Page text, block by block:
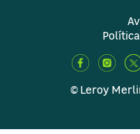
© Leroy